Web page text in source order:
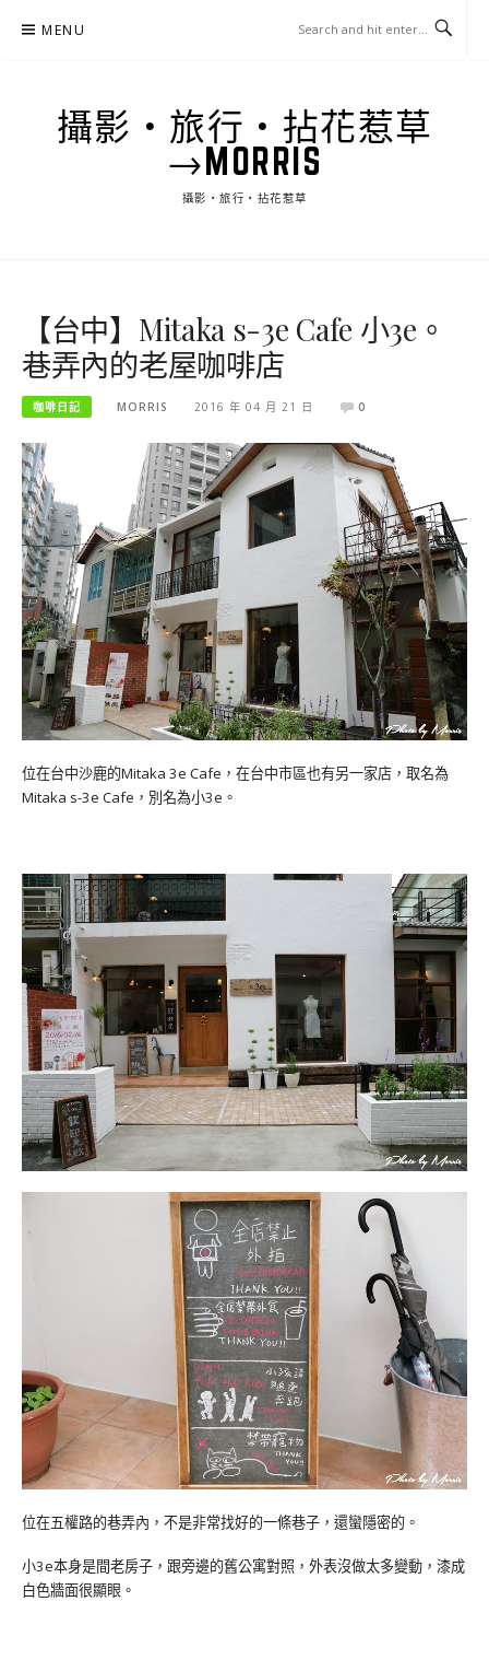
MENU
攝影‧旅行‧拈花惹草
→MORRIS
攝影‧旅行‧拈花惹草
【台中】Mitaka s-3e Cafe 小3e。
巷弄內的老屋咖啡店
咖啡日記 MORRIS 2016 年 04 月 21 日 0
位在台中沙鹿的Mitaka 3e Cafe，在台中市區也有另一家店，取名為
Mitaka s-3e Cafe，別名為小3e。
位在五權路的巷弄內，不是非常找好的一條巷子，還蠻隱密的。
小3e本身是間老房子，跟旁邊的舊公寓對照，外表沒做太多變動，漆成
白色牆面很顯眼。